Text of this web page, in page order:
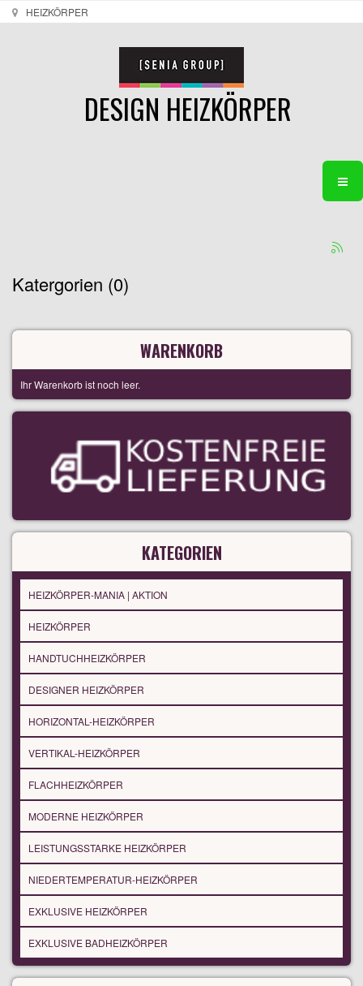
HEIZKÖRPER
DESIGN HEIZKÖRPER
Katergorien (0)
WARENKORB
Ihr Warenkorb ist noch leer.
KATEGORIEN
HEIZKÖRPER-MANIA | AKTION
HEIZKÖRPER
HANDTUCHHEIZKÖRPER
DESIGNER HEIZKÖRPER
HORIZONTAL-HEIZKÖRPER
VERTIKAL-HEIZKÖRPER
FLACHHEIZKÖRPER
MODERNE HEIZKÖRPER
LEISTUNGSSTARKE HEIZKÖRPER
NIEDERTEMPERATUR-HEIZKÖRPER
EXKLUSIVE HEIZKÖRPER
EXKLUSIVE BADHEIZKÖRPER